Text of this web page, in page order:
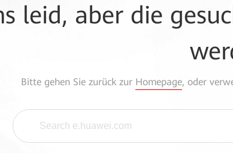
leid, aber die
Bitte gehen Sie zurück zur Homepage, oder